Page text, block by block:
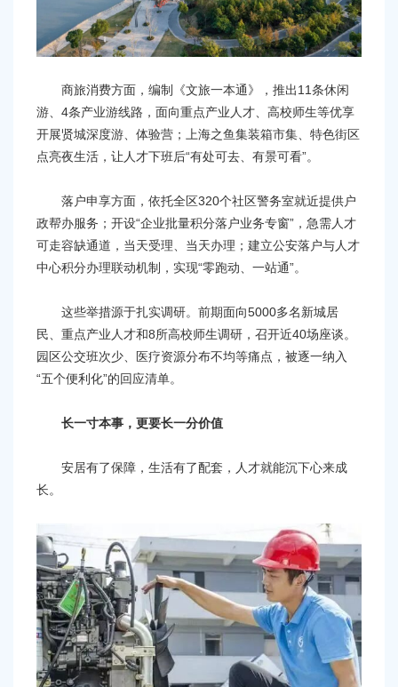
商旅消费方面，编制《文旅一本通》，推出11条休闲
游、4条产业游线路，面向重点产业人才、高校师生等优享
开展贤城深度游、体验营；上海之鱼集装箱市集、特色街区
点亮夜生活，让人才下班后“有处可去、有景可看”。
落户申享方面，依托全区320个社区警务室就近提供户
政帮办服务；开设“企业批量积分落户业务专窗”，急需人才
可走容缺通道，当天受理、当天办理；建立公安落户与人才
中心积分办理联动机制，实现“零跑动、一站通”。
这些举措源于扎实调研。前期面向5000多名新城居
民、重点产业人才和8所高校师生调研，召开近40场座谈。
园区公交班次少、医疗资源分布不均等痛点，被逐一纳入
“五个便利化”的回应清单。
长一寸本事，更要长一分价值
安居有了保障，生活有了配套，人才就能沉下心来成
长。